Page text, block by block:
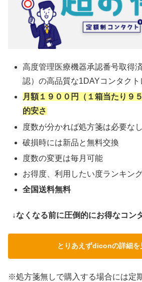
高度管理医療機器承認番号取得
認）の高品質な1DAYコンタクト
月額１９００円（１箱当たり９
的安さ
度数が分かれば処方箋は必要なし
破損時には新品と無料交換
度数の変更は毎月可能
お得度、利用したい度ランキン
全国送料無料
↓なくなる前に圧倒的にお得なコン
とりあえずdiconの詳細を
※処方箋無しで購入する場合には定